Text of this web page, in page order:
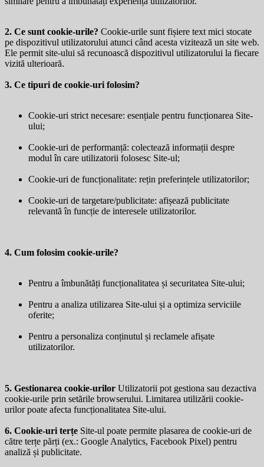
2. Ce sunt cookie-urile? Cookie-urile sunt fișiere text mici stocate
pe dispozitivul utilizatorului atunci când acesta vizitează un site web.
Ele permit site-ului să recunoască dispozitivul utilizatorului la fiecare
vizită ulterioară.
3. Ce tipuri de cookie-uri folosim?
Cookie-uri strict necesare: esențiale pentru funcționarea Site-
ului;
Cookie-uri de performanță: colectează informații despre
modul în care utilizatorii folosesc Site-ul;
Cookie-uri de funcționalitate: rețin preferințele utilizatorilor;
Cookie-uri de targetare/publicitate: afișează publicitate
relevantă în funcție de interesele utilizatorilor.
4. Cum folosim cookie-urile?
Pentru a îmbunătăți funcționalitatea și securitatea Site-ului;
Pentru a analiza utilizarea Site-ului și a optimiza serviciile
oferite;
Pentru a personaliza conținutul și reclamele afișate
utilizatorilor.
5. Gestionarea cookie-urilor Utilizatorii pot gestiona sau dezactiva
cookie-urile prin setările browserului. Limitarea utilizării cookie-
urilor poate afecta funcționalitatea Site-ului.
6. Cookie-uri terțe Site-ul poate permite plasarea de cookie-uri de
către terțe părți (ex.: Google Analytics, Facebook Pixel) pentru
analiză și publicitate.